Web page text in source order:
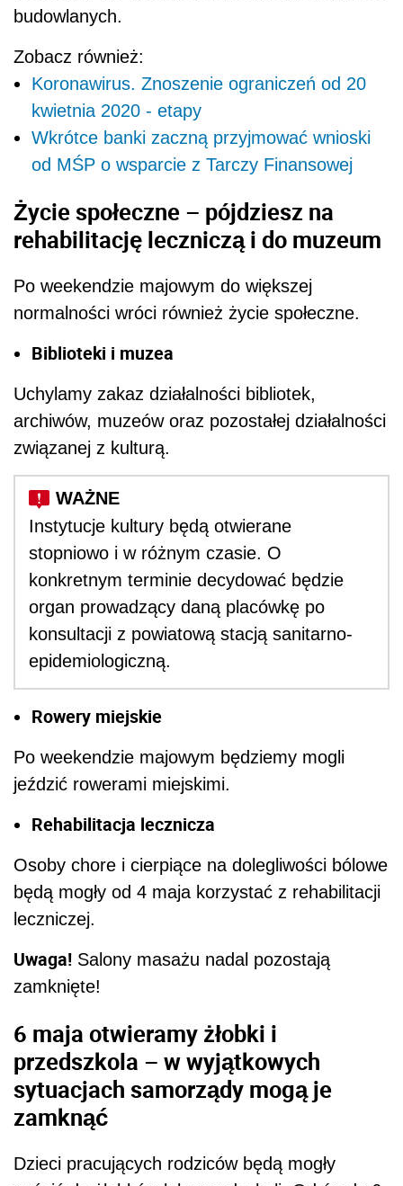
budowlanych.
Zobacz również:
Koronawirus. Znoszenie ograniczeń od 20
kwietnia 2020 - etapy
Wkrótce banki zaczną przyjmować wnioski
od MŚP o wsparcie z Tarczy Finansowej
Życie społeczne – pójdziesz na
rehabilitację leczniczą i do muzeum
Po weekendzie majowym do większej
normalności wróci również życie społeczne.
Biblioteki i muzea
Uchylamy zakaz działalności bibliotek,
archiwów, muzeów oraz pozostałej działalności
związanej z kulturą.
Instytucje kultury będą otwierane
stopniowo i w różnym czasie. O
konkretnym terminie decydować będzie
organ prowadzący daną placówkę po
konsultacji z powiatową stacją sanitarno-
epidemiologiczną.
Rowery miejskie
Po weekendzie majowym będziemy mogli
jeździć rowerami miejskimi.
Rehabilitacja lecznicza
Osoby chore i cierpiące na dolegliwości bólowe
będą mogły od 4 maja korzystać z rehabilitacji
leczniczej.
Uwaga! Salony masażu nadal pozostają
zamknięte!
6 maja otwieramy żłobki i
przedszkola – w wyjątkowych
sytuacjach samorządy mogą je
zamknąć
Dzieci pracujących rodziców będą mogły